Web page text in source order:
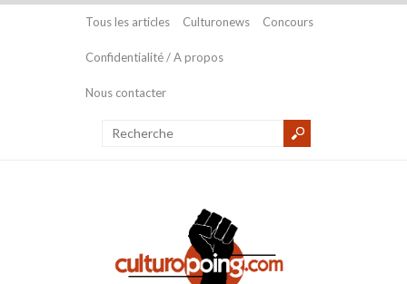
Tous les articles Culturonews Concours
Confidentialité / A propos
Nous contacter